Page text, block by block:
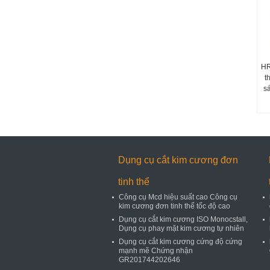
Dụng cụ cắt kim cương đơn
tinh thể
Công cụ Mcd hiệu suất cao Công cụ
kim cương đơn tinh thể tốc độ cao
Dụng cụ cắt kim cương ISO Monocstall,
Dụng cụ phay mặt kim cương tự nhiên
Dụng cụ cắt kim cương cứng độ cứng
mạnh mẽ Chứng nhận
GR201744202646